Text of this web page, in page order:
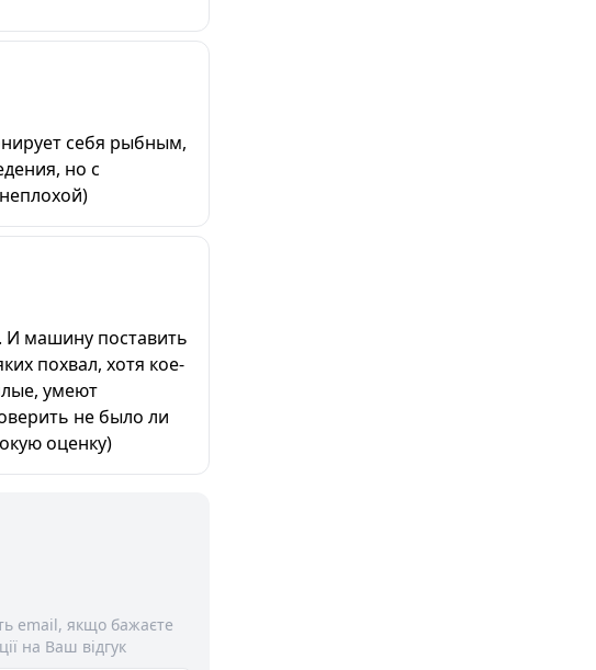
себя рыбным,
но с
И машину поставить
похвал, хотя кое-
умеют
не было ли
оценку)
email, якщо бажаєте
на Ваш відгук